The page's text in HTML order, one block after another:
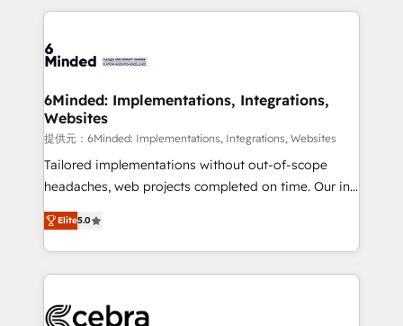
Our Expertise 🔹 Onboarding & Implementation:
tailored to your GTM motion. 🔹 Migrations: Move
downtime. 🔹 RevOps Strategy: Align teams,
processes, and data to drive revenue efficiency. 🔹
Integrations: Connect HubSpot with your tech stack
for better adoption. 🔹 Custom Solutions: Build
tailored apps, workflows, and configurations. We are
our commitment to data security and compliance. At
OneMetric, we help revenue teams focus on the
6Minded: Implementations, Integrations,
Websites
提供元：6Minded: Implementations, Integrations, Websites
Tailored implementations without out-of-scope
headaches, web projects completed on time. Our in-
house team of certified CRM architects, experts,
developers, designers, and marketers handles all
aspects of your HubSpot. ✨ 400+ global clients ✨
100+ seamless migrations from 15+ different CRMs
implementations, and 5,000+ pages ✨ CS: Clients
Elite5.0